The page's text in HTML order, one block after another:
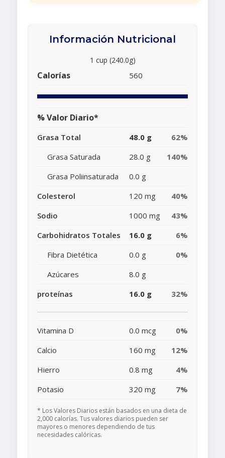
Información Nutricional
1 cup (240.0g)
Calorías 560
% Valor Diario*
Grasa Total 48.0 g
62%
Grasa Saturada
28.0 g
140%
Grasa Poliinsaturada
0.0 g
Colesterol
120 mg
40%
Sodio
1000 mg
43%
Carbohidratos Totales
16.0 g
6%
Fibra Dietética
0.0 g
0%
Azúcares
8.0 g
proteínas
16.0 g 32%
Vitamina D 0.0 mcg
0%
Calcio
160 mg
12%
Hierro
0.8 mg
4%
Potasio
320 mg 7%
* Los Valores Diarios están basados en una dieta de
2,000 calorías. Tus valores diarios pueden ser
mayores o menores dependiendo de tus
necesidades calóricas.